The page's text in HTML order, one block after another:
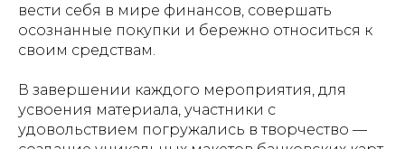
вести себя в мире финансов, совершать
осознанные покупки и бережно относиться к
своим средствам.
В завершении каждого мероприятия, для
усвоения материала, участники с
удовольствием погружались в творчество —